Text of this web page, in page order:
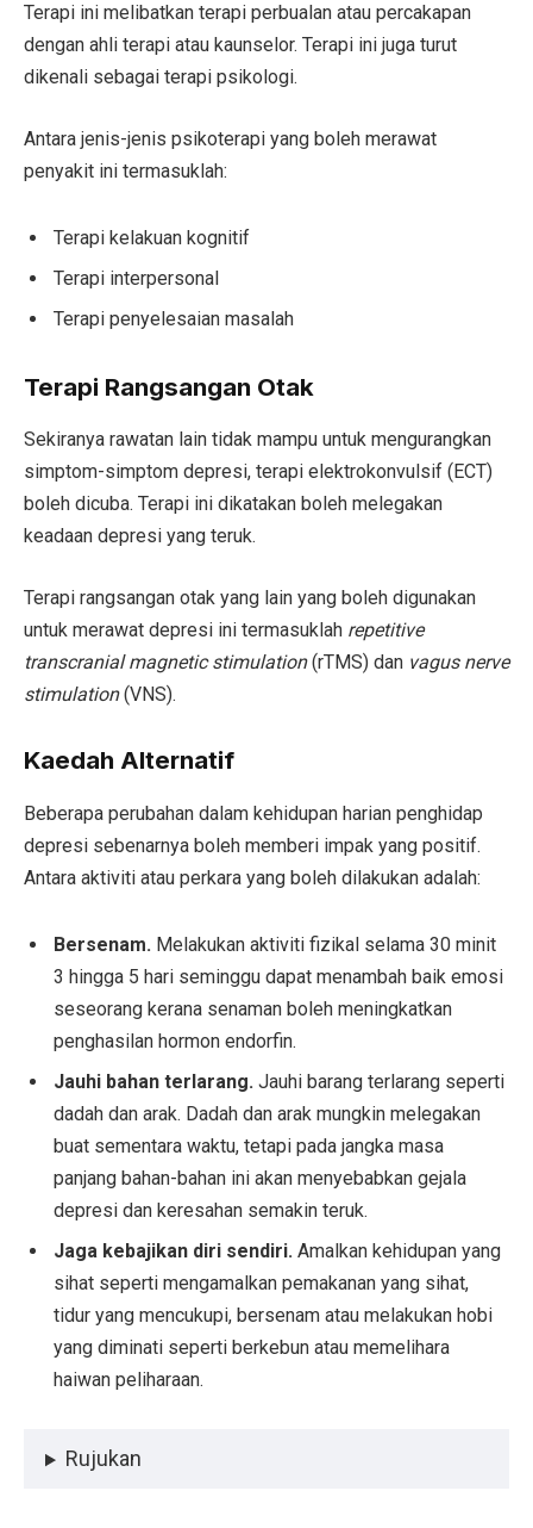
Terapi ini melibatkan terapi perbualan atau percakapan
dengan ahli terapi atau kaunselor. Terapi ini juga turut
dikenali sebagai terapi psikologi.
Antara jenis-jenis psikoterapi yang boleh merawat
penyakit ini termasuklah:
Terapi kelakuan kognitif
Terapi interpersonal
Terapi penyelesaian masalah
Terapi Rangsangan Otak
Sekiranya rawatan lain tidak mampu untuk mengurangkan
simptom-simptom depresi, terapi elektrokonvulsif (ECT)
boleh dicuba. Terapi ini dikatakan boleh melegakan
keadaan depresi yang teruk.
Terapi rangsangan otak yang lain yang boleh digunakan
untuk merawat depresi ini termasuklah repetitive
transcranial magnetic stimulation(rTMS) dan vagus nerve
stimulation(VNS).
Kaedah Alternatif
Beberapa perubahan dalam kehidupan harian penghidap
depresi sebenarnya boleh memberi impak yang positif.
Antara aktiviti atau perkara yang boleh dilakukan adalah:
Bersenam. Melakukan aktiviti fizikal selama 30 minit
3 hingga 5 hari seminggu dapat menambah baik emosi
seseorang kerana senaman boleh meningkatkan
penghasilan hormon endorfin.
Jauhi bahan terlarang. Jauhi barang terlarang seperti
dadah dan arak. Dadah dan arak mungkin melegakan
buat sementara waktu, tetapi pada jangka masa
panjang bahan-bahan ini akan menyebabkan gejala
depresi dan keresahan semakin teruk.
Jaga kebajikan diri sendiri. Amalkan kehidupan yang
sihat seperti mengamalkan pemakanan yang sihat,
tidur yang mencukupi, bersenam atau melakukan hobi
yang diminati seperti berkebun atau memelihara
haiwan peliharaan.
Rujukan